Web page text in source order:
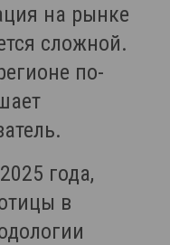
на рынке
сложной.
по-
года,
в